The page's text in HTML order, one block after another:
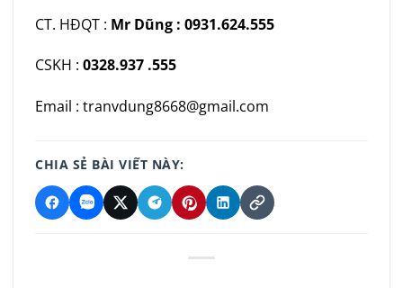
CT. HĐQT : Mr Dũng : 0931.624.555
CSKH : 0328.937 .555
Email : tranvdung8668@gmail.com
CHIA SẺ BÀI VIẾT NÀY: